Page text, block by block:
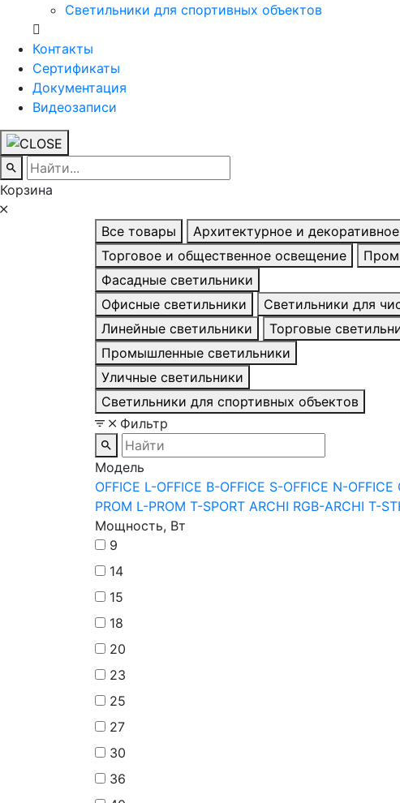
Светильники для спортивных объектов
Контакты
Сертификаты
Документация
Видеозаписи
Корзина
Все товары Архитектурное и
Торговое и общественное освещение
Фасадные светильники
Офисные светильники
Светильники для
Линейные светильники
Торговые
Промышленные светильники
Уличные светильники
Светильники для спортивных объектов
Фильтр
Модель
OFFICE L-OFFICE B-OFFICE S-OFFICE N-OFFICE
PROM L-PROM T-SPORT ARCHI RGB-ARCHI T-
Мощность, Вт
9
14
15
18
20
23
25
27
30
36